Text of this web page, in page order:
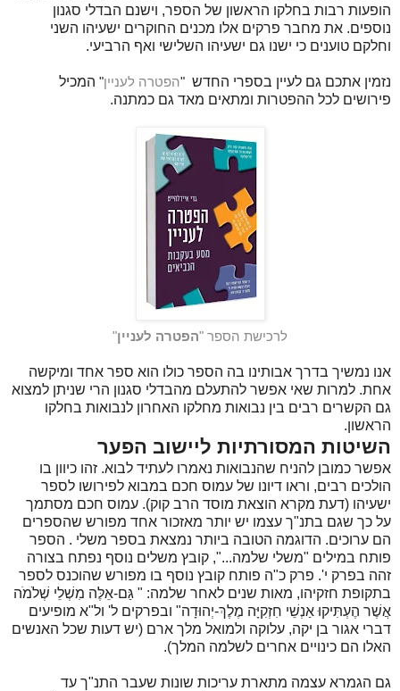
הופעות רבות בחלקו הראשון של הספר, וישנם הבדלי סגנון
נוספים. את מחבר פרקים אלו מכנים החוקרים ישעיהו השני
וחלקם טוענים כי ישנו גם ישעיהו השלישי ואף הרביעי.
נזמין אתכם גם לעיין בספרי החדש "הפטרה לעניין" המכיל
פירושים לכל ההפטרות ומתאים מאד גם כמתנה.
לרכישת הספר "הפטרה לעניין"
אנו נמשיך בדרך אבותינו בה הספר כולו הוא ספר אחד ומיקשה
אחת. למרות שאי אפשר להתעלם מהבדלי סגנון הרי שניתן למצוא
גם הקשרים רבים בין נבואות מחלקו האחרון לנבואות בחלקו
הראשון.
השיטות המסורתיות ליישוב הפער
אפשר כמובן להניח שהנבואות נאמרו לעתיד לבוא. זהו כיוון בו
הולכים רבים, וראו דיונו של עמוס חכם במבוא לפירושו לספר
ישעיהו (דעת מקרא הוצאת מוסד הרב קוק). עמוס חכם מסתמך
על כך שגם בתנ"ך עצמו יש יותר מאזכור אחד מפורש שהספרים
הם ערוכים. הדוגמה הטובה ביותר נמצאת בספר משלי . הספר
פותח במילים "משלי שלמה...", קובץ משלים נוסף נפתח בצורה
זהה בפרק י'. פרק כ"ה פותח קובץ נוסף בו מפורש שהוכנס לספר
בתקופת חזקיהו, מאות שנים לאחר שלמה: " גַּם-אֵלֶּה מִשְׁלֵי שְׁלֹמֹה
אֲשֶׁר הֶעְתִּיקוּ אַנְשֵׁי חִזְקִיָּה מֶלֶךְ-יְהוּדָה" ובפרקים ל' ול"א מופיעים
דברי אגור בן יקה, עלוקה ולמואל מלך ארם (יש דעות שכל האנשים
האלו הם כינויים אחרים לשלמה המלך).
גם הגמרא עצמה מתארת עריכות שונות שעבר התנ"ך עד